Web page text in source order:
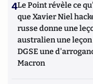
4Le Point révèle ce
que Xavier Niel
russe donne une
australien une
DGSE une
Macron